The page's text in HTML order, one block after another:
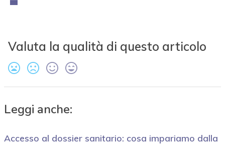
Valuta la qualità di questo articolo
Leggi anche:
Accesso al dossier sanitario: cosa impariamo dalla